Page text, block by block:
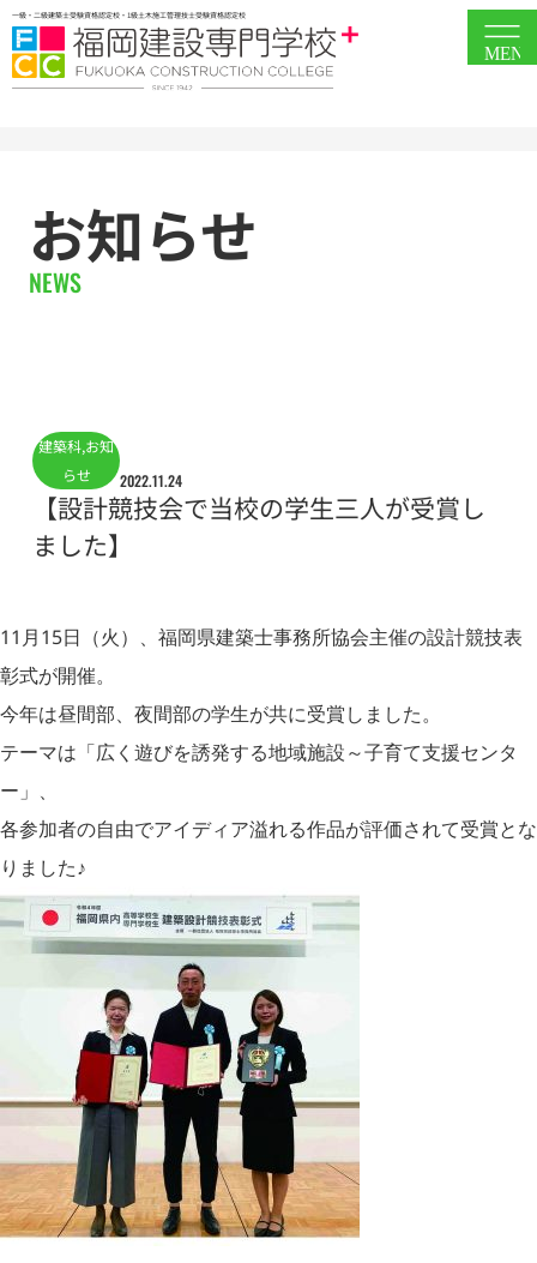
一級・二級建築士受験資格認定校・1級土木施工管理技士受験資格認定校
MENU
お知らせ
NEWS
建築科,お知
らせ
2022.11.24
【設計競技会で当校の学生三人が受賞し
ました】
11月15日（火）、福岡県建築士事務所協会主催の設計競技表
彰式が開催。
今年は昼間部、夜間部の学生が共に受賞しました。
テーマは「広く遊びを誘発する地域施設～子育て支援センタ
ー」、
各参加者の自由でアイディア溢れる作品が評価されて受賞とな
りました♪